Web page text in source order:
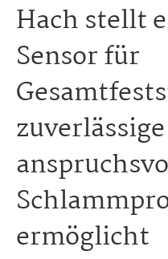
Hach stellt
Sensor für
ermöglicht